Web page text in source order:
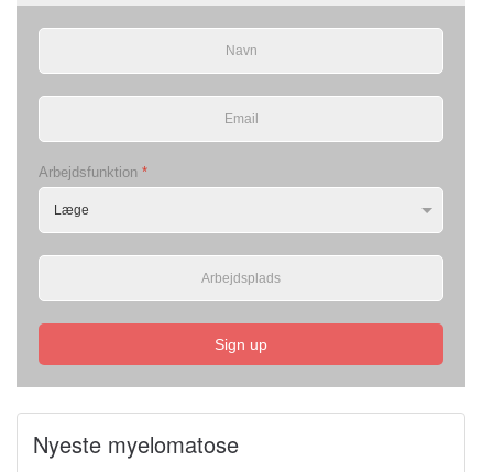
Arbejdsfunktion *
Sign up
Nyeste myelomatose